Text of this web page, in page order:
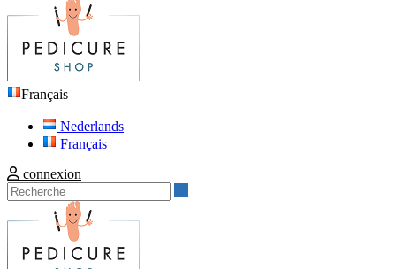
Français
Nederlands
Français
connexion